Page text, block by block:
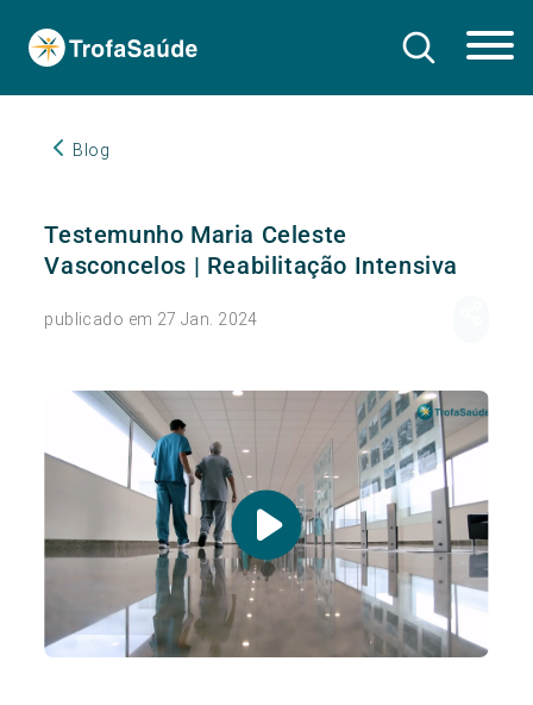
Blog
Testemunho Maria Celeste
Vasconcelos | Reabilitação Intensiva
publicado em 27 Jan. 2024